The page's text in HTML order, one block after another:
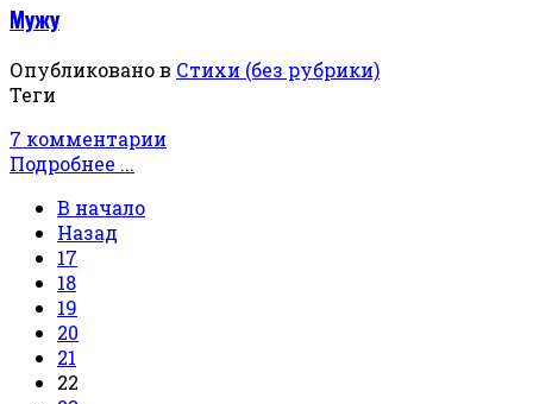
Мужу
Опубликовано в Стихи (без рубрики)
Теги
7 комментарии
Подробнее ...
В начало
Назад
17
18
19
20
21
22